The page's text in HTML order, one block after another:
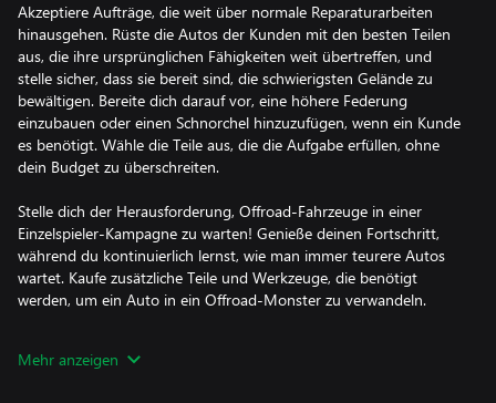
Akzeptiere Aufträge, die weit über normale Reparaturarbeiten
hinausgehen. Rüste die Autos der Kunden mit den besten Teilen
aus, die ihre ursprünglichen Fähigkeiten weit übertreffen, und
stelle sicher, dass sie bereit sind, die schwierigsten Gelände zu
bewältigen. Bereite dich darauf vor, eine höhere Federung
einzubauen oder einen Schnorchel hinzuzufügen, wenn ein Kunde
es benötigt. Wähle die Teile aus, die die Aufgabe erfüllen, ohne
dein Budget zu überschreiten.
Stelle dich der Herausforderung, Offroad-Fahrzeuge in einer
Einzelspieler-Kampagne zu warten! Genieße deinen Fortschritt,
während du kontinuierlich lernst, wie man immer teurere Autos
wartet. Kaufe zusätzliche Teile und Werkzeuge, die benötigt
werden, um ein Auto in ein Offroad-Monster zu verwandeln.
vorgenommenen Modifikationen zu testen. Fahre durch
Mehr anzeigen